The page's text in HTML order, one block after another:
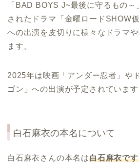
「BAD BOYS J~最後に守るもの
されたドラマ「金曜ロードSHOW
への出演を皮切りに様々なドラマ
ます。
2025年は映画「アンダー忍者」や
ゴン」への出演が予定されています
白石麻衣の本名について
白石麻衣さんの本名は白石麻衣で